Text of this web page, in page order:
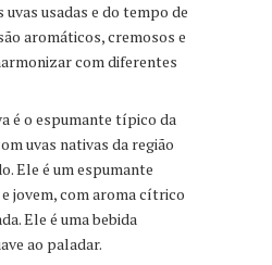
uvas usadas e do tempo de
aromáticos, cremosos e
com diferentes
é o espumante típico da
uvas nativas da região
Ele é um espumante
jovem, com aroma cítrico
Ele é uma bebida
ao paladar.